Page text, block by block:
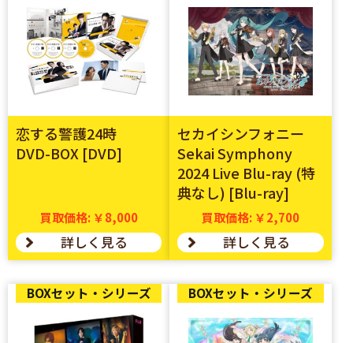
恋する警護24時
DVD-BOX [DVD]
買取価格: ￥8,000
詳しく見る
セカイシンフォニー
Sekai Symphony
2024 Live Blu-ray (特
典なし) [Blu-ray]
買取価格: ￥2,700
詳しく見る
BOXセット・シリーズ BOXセット・シリーズ